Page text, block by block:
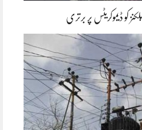
کو ڈیموکریٹس پر برتری